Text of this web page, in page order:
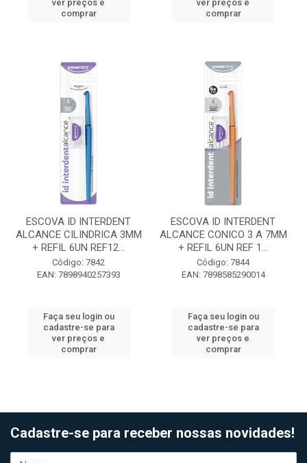
ver preços e
comprar
ver preços e
comprar
ESCOVA ID INTERDENT
ALCANCE CILINDRICA 3MM
+ REFIL 6UN REF12...
Código: 7842
EAN: 7898940257393
Faça seu login ou
cadastre-se para
ver preços e
comprar
ESCOVA ID INTERDENT
ALCANCE CONICO 3 A 7MM
+ REFIL 6UN REF 1...
Código: 7844
EAN: 7898585290014
Faça seu login ou
cadastre-se para
ver preços e
comprar
Cadastre-se para receber nossas novidades!